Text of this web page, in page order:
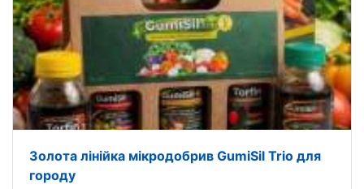
Золота лінійка мікродобрив GumiSil Trio для
городу